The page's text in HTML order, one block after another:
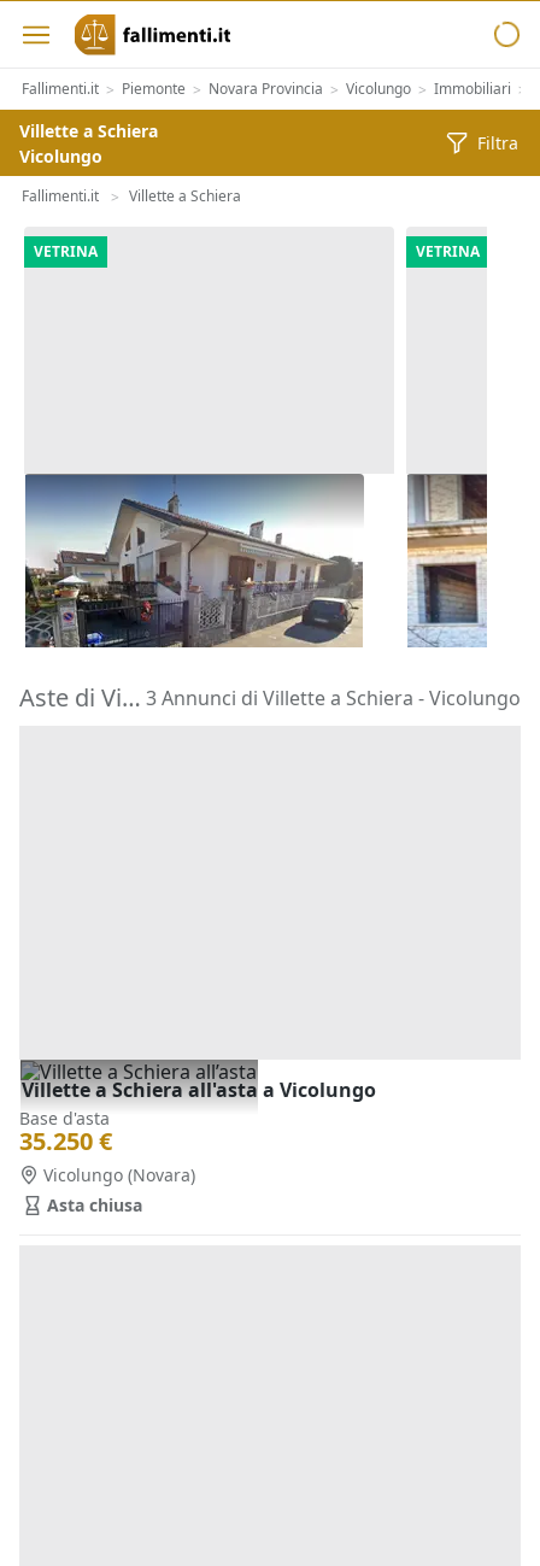
Fallimenti.it > Piemonte > Novara Provincia > Vicolungo > Immobiliari >
Villette a Schiera
Vicolungo
Filtra
Fallimenti.it > Villette a Schiera
VETRINA
Asta Quota di nuda proprietà di
abitazione
Vinovo (Torino)
84.686 €
22/09/2026
VETRINA
Asta Casa a
costruzione
Cingoli
69.736 €
30/10/2026
Aste di Villette a Schiera Vicolungo 3 Annunci di Villette a Schiera - Vicolungo
Villette a Schiera all'asta a Vicolungo
Vicolungo (Novara)
Base d'asta
35.250 €
Asta chiusa